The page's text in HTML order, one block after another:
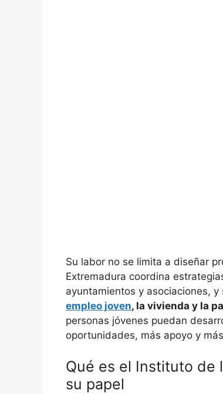
Su labor no se limita a diseñar
Extremadura coordina
ayuntamientos y asociaciones,
empleo joven, la vivienda y la
personas jóvenes puedan
oportunidades, más apoyo y
Qué es el Instituto de
su papel